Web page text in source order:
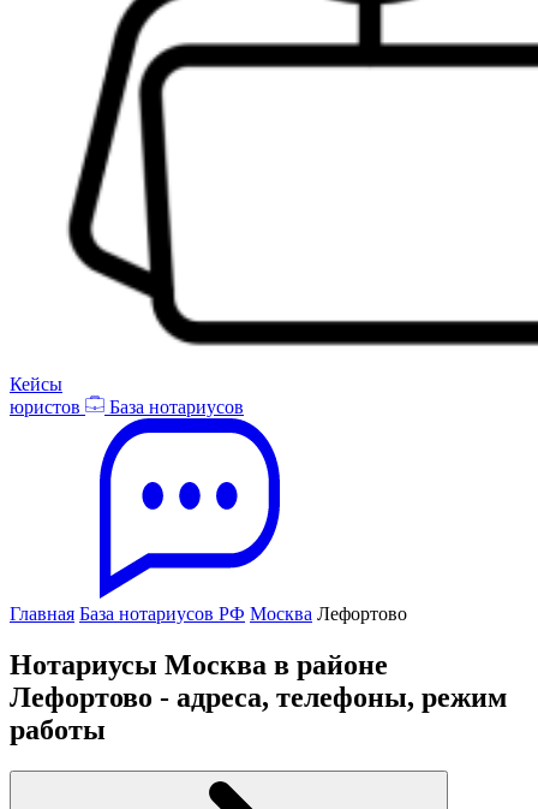
Кейсы
юристов
База нотариусов
Главная База нотариусов РФ Москва Лефортово
Нотариусы Москва в районе
Лефортово - адреса, телефоны, режим
работы